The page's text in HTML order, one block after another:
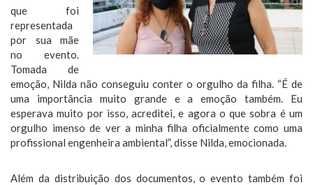
que foi
representada
por sua mãe
no evento.
Tomada de
emoção, Nilda não conseguiu conter o orgulho da filha. “É de
uma importância muito grande e a emoção também. Eu
esperava muito por isso, acreditei, e agora o que sobra é um
orgulho imenso de ver a minha filha oficialmente como uma
profissional engenheira ambiental”, disse Nilda, emocionada.
Além da distribuição dos documentos, o evento também foi